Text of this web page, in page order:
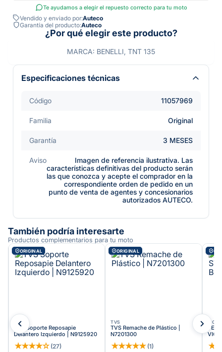
Te ayudamos a elegir el repuesto correcto para tu moto
Vendido y enviado por:Auteco
Garantía del producto:Auteco
¿Por qué elegir este producto?
MARCA: BENELLI, TNT 135
Especificaciones técnicas
Código 11057969
Familia Original
Garantía 3 MESES
Aviso
Imagen de referencia ilustrativa. Las
características definitivas del producto serán
las que conozca y acepte el comprador en la
correspondiente orden de pedido en un
punto de venta de agentes y concesionarios
autorizados AUTECO.
También podría interesarte
Productos complementarios para tu moto
ORIGINAL
TVS
TVS Soporte Reposapie
Delantero Izquierdo | N9125920
★★★★☆ (27)
ORIGINAL
TVS
TVS Remache de Plástico |
N7201300
★★★★★ (1) ★